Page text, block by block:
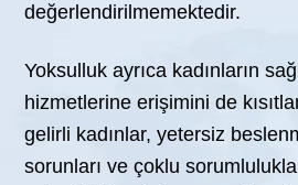
değerlendirilmemektedir.
Yoksulluk ayrıca kadınların
hizmetlerine erişimini de
gelirli kadınlar, yetersiz
sorunları ve çoklu